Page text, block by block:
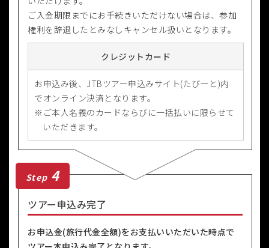
ご入金期限までにお手続きいただけない場合は、参加
権利を辞退したとみなしキャンセル扱いとなります。
クレジットカード
お申込み後、JTBツアー申込みサイト(たびーと)内
でオンライン決済となります。
ご本人名義のカードならびに一括払いに限らせて
いただきます。
Step 4
ツアー申込み完了
お申込金(旅行代金全額)をお支払いいただいた時点で